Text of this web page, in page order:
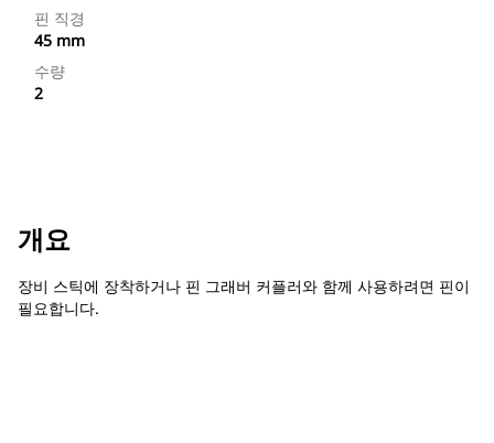
핀 직경
45 mm
수량
2
개요
장비 스틱에 장착하거나 핀 그래버 커플러와 함께 사용하려면 핀이
필요합니다.